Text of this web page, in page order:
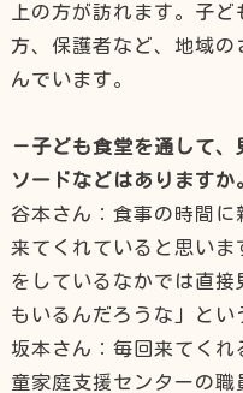
上の方が訪れます。子
方、保護者など、地域の
んでいます。
－子ども食堂を通して
ソードなどはありますか
谷本さん：食事の時間に
来てくれていると思いま
をしているなかでは直
もいるんだろうな」とい
坂本さん：毎回来てく
童家庭支援センターの